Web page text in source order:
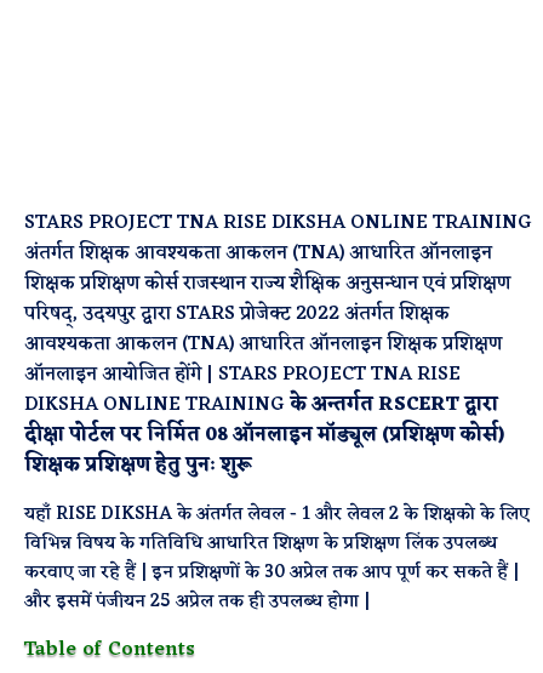
STARS PROJECT TNA RISE DIKSHA ONLINE TRAINING
अंतर्गत शिक्षक आवश्यकता आकलन (TNA) आधारित ऑनलाइन
शिक्षक प्रशिक्षण कोर्स राजस्थान राज्य शैक्षिक अनुसन्धान एवं प्रशिक्षण
परिषद्, उदयपुर द्वारा STARS प्रोजेक्ट 2022 अंतर्गत शिक्षक
आवश्यकता आकलन (TNA) आधारित ऑनलाइन शिक्षक प्रशिक्षण
ऑनलाइन आयोजित होंगे | STARS PROJECT TNA RISE
DIKSHA ONLINE TRAININGके अन्तर्गत RSCERT द्वारा
दीक्षा पोर्टल पर निर्मित 08 ऑनलाइन मॉड्यूल (प्रशिक्षण कोर्स)
शिक्षक प्रशिक्षण हेतु पुनः शुरू
यहाँ RISE DIKSHA के अंतर्गत लेवल - 1 और लेवल 2 के शिक्षको के लिए
विभिन्न विषय के गतिविधि आधारित शिक्षण के प्रशिक्षण लिंक उपलब्ध
करवाए जा रहे हैं | इन प्रशिक्षणों के 30 अप्रेल तक आप पूर्ण कर सकते हैं |
और इसमें पंजीयन 25 अप्रेल तक ही उपलब्ध होगा |
Table of Contents